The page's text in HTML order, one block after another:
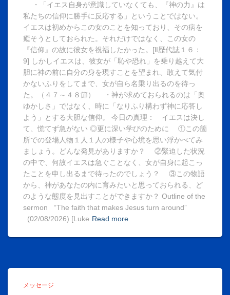
・「イエス自身が意識していなくても、『神の力』は
私たちの信仰に勝手に反応する」ということではない。
イエスは初めからこの女のことを知っており、その病を
癒そうとしておられた。それだけではなく、この女の
『信仰』の故に彼女を祝福したかった。[Ⅱ歴代誌１６：
9] しかしイエスは、彼女が「恥や恐れ」を乗り越えて大
胆に神の前に自分の身を現すことを望まれ、敢えて気付
かないふりをしてまで、女が自ら名乗り出るのを待っ
た。（４７～４８節） ・神が求めておられるのは「奥
ゆかしさ」ではなく、時に「なりふり構わず神に応答し
よう」とする大胆な信仰。 今日の真理： イエスは決し
て、慌てず急がない ◎更に深い学びのために ①この箇
所での登場人物１人１人の様子や心境を思い浮かべてみ
ましょう。どんな発見がありますか？ ②緊迫した状況
の中で、何故イエスは急ぐことなく、女が自身に起こっ
たことを申し出るまで待ったのでしょう？ ③この物語
から、神があなたの内に育みたいと思っておられる、ど
のような態度を見出すことができますか？ Outline of the
sermon “The faith that makes Jesus turn around”
(02/08/2026) [Luke Read more
メッセージ